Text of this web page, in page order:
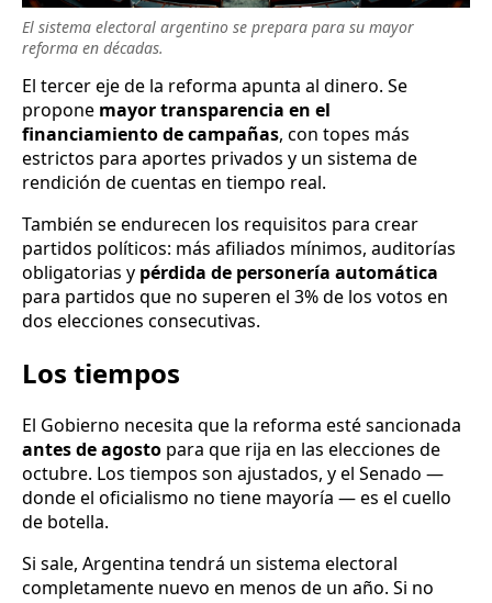
El sistema electoral argentino se prepara para su mayor
reforma en décadas.
El tercer eje de la reforma apunta al dinero. Se
propone mayor transparencia en el
financiamiento de campañas, con topes más
estrictos para aportes privados y un sistema de
rendición de cuentas en tiempo real.
También se endurecen los requisitos para crear
partidos políticos: más afiliados mínimos, auditorías
obligatorias y pérdida de personería automática
para partidos que no superen el 3% de los votos en
dos elecciones consecutivas.
Los tiempos
El Gobierno necesita que la reforma esté sancionada
antes de agosto para que rija en las elecciones de
octubre. Los tiempos son ajustados, y el Senado —
donde el oficialismo no tiene mayoría — es el cuello
de botella.
Si sale, Argentina tendrá un sistema electoral
completamente nuevo en menos de un año. Si no